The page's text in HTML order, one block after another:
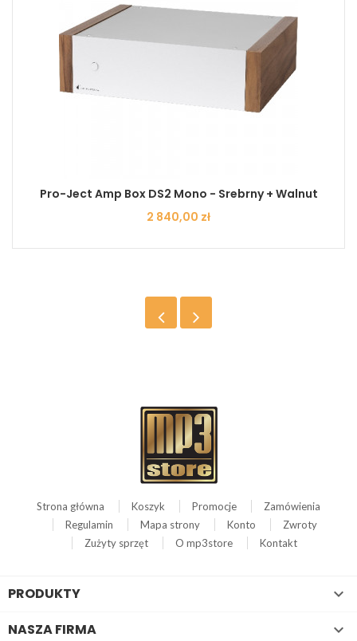
Pro-Ject Amp Box DS2 Mono - Srebrny + Walnut
Cena
2 840,00 zł
Strona główna Koszyk Promocje
Zamówienia
Regulamin
Mapa strony Konto
Zwroty
Zużyty sprzęt
O mp3store Kontakt
PRODUKTY 
NASZA FIRMA 